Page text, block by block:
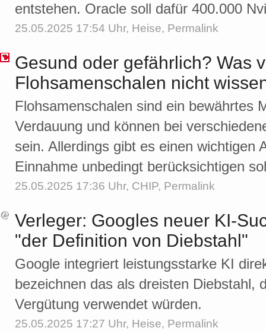
entstehen. Oracle soll dafür 400.000
25.05.2025 17:54 Uhr, Heise, Permalink
Gesund oder gefährlich? Was
Flohsamenschalen nicht
Flohsamenschalen sind ein bewährtes
Verdauung und können bei
sein. Allerdings gibt es einen wichtigen
Einnahme unbedingt berücksichtigen
25.05.2025 17:36 Uhr, CHIP, Permalink
Verleger: Googles neuer KI-
"der Definition von Diebstahl"
Google integriert leistungsstarke KI
bezeichnen das als dreisten Diebstahl,
Vergütung verwendet würden.
25.05.2025 17:27 Uhr, Heise, Permalink